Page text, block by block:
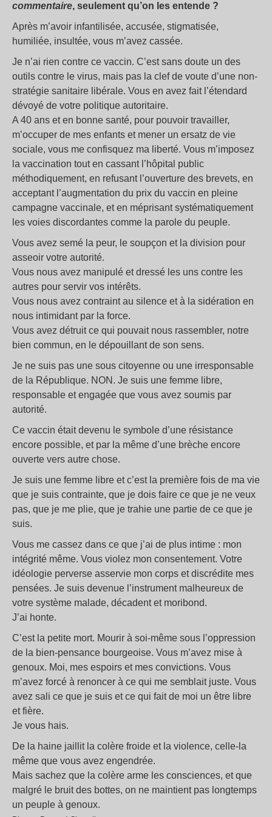
commentaire, seulement qu’on les entende ?
Après m’avoir infantilisée, accusée, stigmatisée,
humiliée, insultée, vous m’avez cassée.
Je n’ai rien contre ce vaccin. C’est sans doute un des
outils contre le virus, mais pas la clef de voute d’une non-
stratégie sanitaire libérale. Vous en avez fait l’étendard
dévoyé de votre politique autoritaire.
A 40 ans et en bonne santé, pour pouvoir travailler,
m’occuper de mes enfants et mener un ersatz de vie
sociale, vous me confisquez ma liberté. Vous m’imposez
la vaccination tout en cassant l’hôpital public
méthodiquement, en refusant l’ouverture des brevets, en
acceptant l’augmentation du prix du vaccin en pleine
campagne vaccinale, et en méprisant systématiquement
les voies discordantes comme la parole du peuple.
Vous avez semé la peur, le soupçon et la division pour
asseoir votre autorité.
Vous nous avez manipulé et dressé les uns contre les
autres pour servir vos intérêts.
Vous nous avez contraint au silence et à la sidération en
nous intimidant par la force.
Vous avez détruit ce qui pouvait nous rassembler, notre
bien commun, en le dépouillant de son sens.
Je ne suis pas une sous citoyenne ou une irresponsable
de la République. NON. Je suis une femme libre,
responsable et engagée que vous avez soumis par
autorité.
Ce vaccin était devenu le symbole d’une résistance
encore possible, et par la même d’une brèche encore
ouverte vers autre chose.
Je suis une femme libre et c’est la première fois de ma vie
que je suis contrainte, que je dois faire ce que je ne veux
pas, que je me plie, que je trahie une partie de ce que je
suis.
Vous me cassez dans ce que j’ai de plus intime : mon
intégrité même. Vous violez mon consentement. Votre
idéologie perverse asservie mon corps et discrédite mes
pensées. Je suis devenue l’instrument malheureux de
votre système malade, décadent et moribond.
J’ai honte.
C’est la petite mort. Mourir à soi-même sous l’oppression
de la bien-pensance bourgeoise. Vous m’avez mise à
genoux. Moi, mes espoirs et mes convictions. Vous
m’avez forcé à renoncer à ce qui me semblait juste. Vous
avez sali ce que je suis et ce qui fait de moi un être libre
et fière.
Je vous hais.
De la haine jaillit la colère froide et la violence, celle-la
même que vous avez engendrée.
Mais sachez que la colère arme les consciences, et que
malgré le bruit des bottes, on ne maintient pas longtemps
un peuple à genoux.